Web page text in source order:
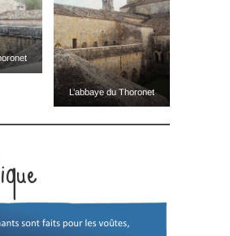
L’abbaye du Thoronet